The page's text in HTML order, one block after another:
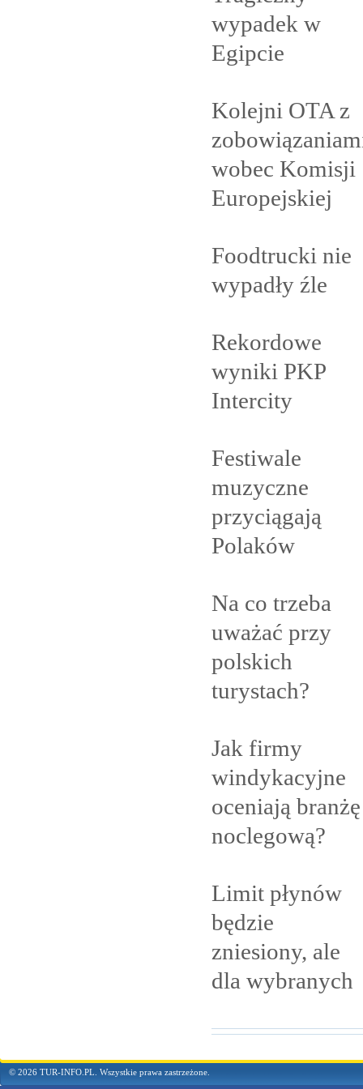
wypadek w
Egipcie
Kolejni OTA z
wobec Komisji
Europejskiej
Foodtrucki nie
wypadły źle
Rekordowe
wyniki PKP
Intercity
Festiwale
muzyczne
przyciągają
Polaków
Na co trzeba
uważać przy
polskich
turystach?
Jak firmy
windykacyjne
oceniają branżę
noclegową?
Limit płynów
będzie
zniesiony, ale
dla wybranych
© 2026 TUR-INFO.PL. Wszystkie prawa zastrzeżone.